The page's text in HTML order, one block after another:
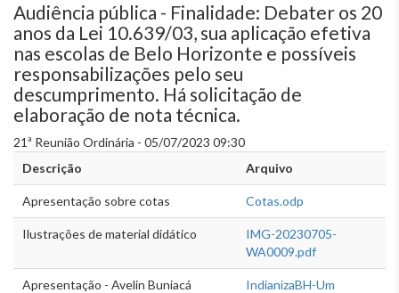
Audiência pública - Finalidade: Debater os 20
anos da Lei 10.639/03, sua aplicação efetiva
nas escolas de Belo Horizonte e possíveis
responsabilizações pelo seu
descumprimento. Há solicitação de
elaboração de nota técnica.
21ª Reunião Ordinária - 05/07/2023 09:30
Descrição
Arquivo
Apresentação sobre cotas Cotas.odp
Ilustrações de material didático
IMG-20230705-
WA0009.pdf
Apresentação - Avelin Buniacá
IndianizaBH-Um